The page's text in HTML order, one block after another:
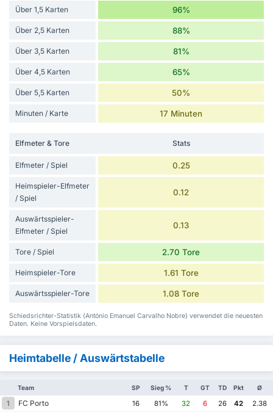
Über 1,5 Karten 96%
Über 2,5 Karten 88%
Über 3,5 Karten 81%
Über 4,5 Karten 65%
Über 5,5 Karten 50%
Minuten / Karte 17 Minuten
Elfmeter & Tore Stats
Elfmeter / Spiel 0.25
Heimspieler-Elfmeter
/ Spiel
0.12
Auswärtsspieler-
Elfmeter / Spiel
0.13
Tore / Spiel 2.70 Tore
Heimspieler-Tore 1.61 Tore
Auswärtsspieler-Tore 1.08 Tore
Schiedsrichter-Statistik (António Emanuel Carvalho Nobre) verwendet die neuesten
Daten. Keine Vorspielsdaten.
Heimtabelle / Auswärtstabelle
Team SP Sieg % T GT TD Pkt Ø
1 FC Porto 16 81% 32 6 26 42
2.38